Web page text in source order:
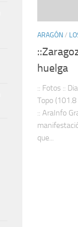
ARAGÓN/
huelga
:: Fotos ::
Topo (101.8
:: AraInfo
que...